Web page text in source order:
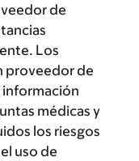
de
Los
proveedor de
médicas y
los riesgos
uso de